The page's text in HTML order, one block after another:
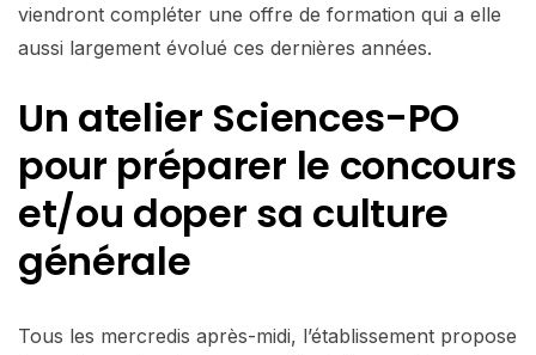
viendront compléter une offre de formation qui a elle
aussi largement évolué ces dernières années.
Un atelier Sciences-PO
pour préparer le concours
et/ou doper sa culture
générale
Tous les mercredis après-midi, l’établissement propose